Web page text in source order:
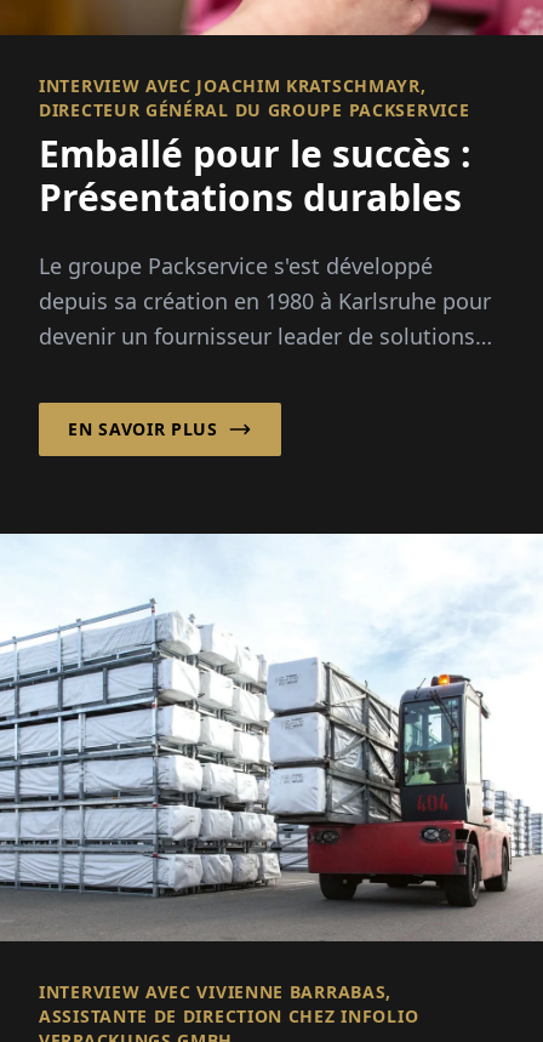
INTERVIEW AVEC JOACHIM KRATSCHMAYR,
DIRECTEUR GÉNÉRAL DU GROUPE PACKSERVICE
Emballé pour le succès :
Présentations durables
Le groupe Packservice s'est développé
depuis sa création en 1980 à Karlsruhe pour
devenir un fournisseur leader de solutions
logistiques...
EN SAVOIR PLUS
INTERVIEW AVEC VIVIENNE BARRABAS,
ASSISTANTE DE DIRECTION CHEZ INFOLIO